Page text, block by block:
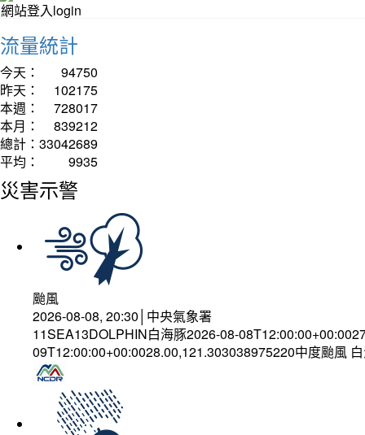
網站登入login
流量統計
今天：
94750
昨天：
102175
本週：
728017
本月：
839212
總計： 33042689
平均：
9935
災害示警
颱風
2026-08-08, 20:30│中央氣象署
11SEA13DOLPHIN白海豚2026-08-
09T12:00:00+00:0028.00,121.303038975220中度颱風